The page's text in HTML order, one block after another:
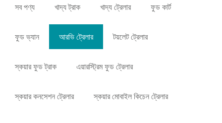
সব পণ্য খাদ্য ট্রাক খাদ্য ট্রেলার ফুড কার্ট
ফুড ভ্যান আরভি ট্রেলার টয়লেট ট্রেলার
স্কয়ার ফুড ট্রাক এয়ারস্ট্রিম ফুড ট্রেলার
স্কয়ার কনসেশন ট্রেলার স্কয়ার মোবাইল কিচেন ট্রেলার